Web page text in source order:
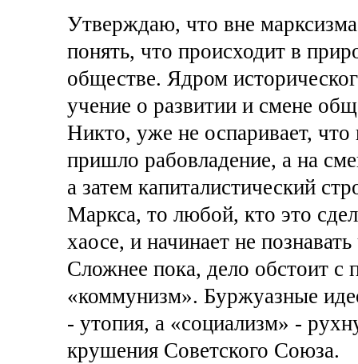
Утверждаю, что вне
понять, что происходит в
обществе. Ядром
учение о развитии и смене
Никто, уже не оспаривает,
пришло рабовладение, а на
а затем капиталистический
Маркса, то любой, кто это
хаосе, и начинает не
Сложнее пока, дело обстоит с
«коммунизм». Буржуазные
- утопия, а «социализм» -
крушения Советского Союза.